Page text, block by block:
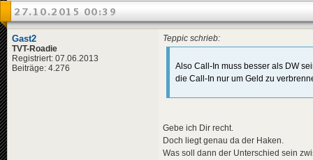
27.10.2015 00:39
Gast2
TVT-Roadie
Registriert: 07.06.2013
Beiträge: 4.276
Teppic schrieb:
Also Call-In muss besser als DW
die Call-In nur um Geld zu
Gebe ich Dir recht.
Doch liegt genau da der Haken.
Was soll dann der Unterschied sein